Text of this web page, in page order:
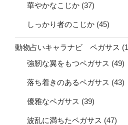
華やかなこじか (37)
しっかり者のこじか (45)
動物占いキャラナビ ペガサス
強靭な翼をもつペガサス (49)
落ち着きのあるペガサス (43)
優雅なペガサス (39)
波乱に満ちたペガサス (47)